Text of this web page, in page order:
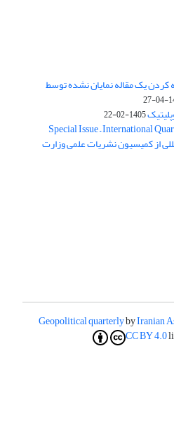
یک مقاله نمایان نشده توسط
1405-02-22
Special Issue – International
از کمیسیون نشریات علمی وزارت
Geopolitical quarterlybyIranian
CC BY 4.0